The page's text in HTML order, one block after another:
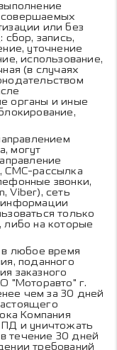
или без
сбор, запись,
уточнение
использование,
(в случаях
органы и иные
могут
СМС-рассылка
звонки,
Viber), сеть
информации
только
либо на которые
в любое время
поданного
заказного
"Моторавто" г.
чем за 30 дней
Компания
ПД и уничтожать
течение 30 дней
требований